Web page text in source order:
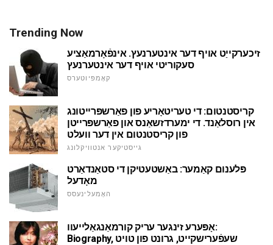
Trending Now
זיכערקייַט אויף דער אינטערנעץ. אינפֿאָרמאַציע
סעקוריטי אויף דער אינטערנעץ
קאָמפּיוטערס
קריסטנטום: די טעריטאָריע פון פאַרשפּרייטונג
אין רוסלאַנד. די ימערדזשאַנס און פאַרשפּרייטן
פון קריסטנטום אין דער וועלט
גייסטיקער אנטוויקלונג
פּלענום קאַמער: באַשטעטיקן די סטאַנדאַרט
מאָדעל
האָמעלינעסס
אָפּערע זינגער עריק קורמאַנגאַלייעוו:
Biography, שעפֿערישקייט, גרונט פון טויט